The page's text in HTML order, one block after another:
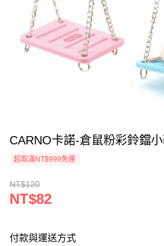
CARNO卡諾-倉鼠粉彩鈴鐺
超取滿NT$999免運
NT$120
NT$82
付款與運送方式